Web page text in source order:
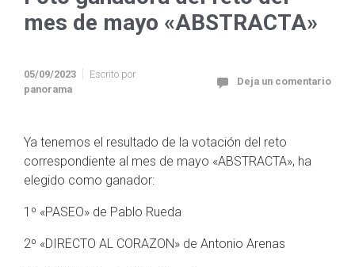
mes de mayo «ABSTRACTA»
05/09/2023
Escrito por
panorama
Deja un comentario
Ya tenemos el resultado de la votación del reto
correspondiente al mes de mayo «ABSTRACTA», ha
elegido como ganador:
1º «PASEO» de Pablo Rueda
2º «DIRECTO AL CORAZON» de Antonio Arenas